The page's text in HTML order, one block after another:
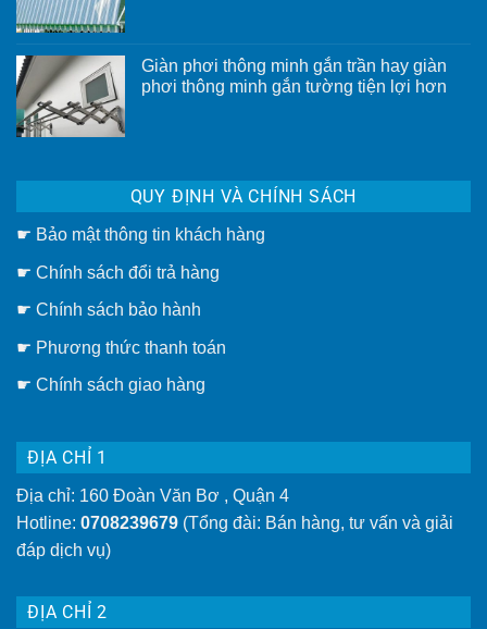
gì?
ở
Chuyên
làm
tín
–
Giá
rẻ]
Giàn phơi thông minh gắn trần hay giàn
phơi thông minh gắn tường tiện lợi hơn
Giàn
phơi
thông
gắn
hay
giàn
thông
minh
tường
lợi
hơn
QUY ĐỊNH VÀ CHÍNH SÁCH
☛ Bảo mật thông tin khách hàng
☛ Chính sách đổi trả hàng
☛ Chính sách bảo hành
☛ Phương thức thanh toán
☛ Chính sách giao hàng
ĐỊA CHỈ 1
Địa chỉ: 160 Đoàn Văn Bơ , Quận 4
Hotline: 0708239679 (Tổng đài: Bán hàng, tư vấn và giải
đáp dịch vụ)
ĐỊA CHỈ 2